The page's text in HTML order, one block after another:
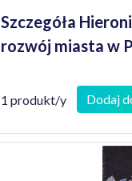
Szczegóła
rozwój miasta w
1 produkt/y Dodaj